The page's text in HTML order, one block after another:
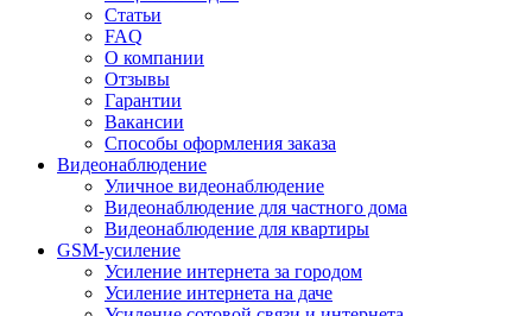
Статьи
FAQ
О компании
Отзывы
Гарантии
Вакансии
Способы оформления заказа
Видеонаблюдение
Уличное видеонаблюдение
Видеонаблюдение для частного дома
Видеонаблюдение для квартиры
GSM-усиление
Усиление интернета за городом
Усиление интернета на даче